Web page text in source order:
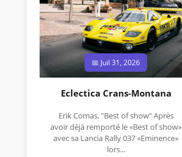
📅 Juil 31, 2026
Eclectica Crans-Montana
Erik Comas, "Best of show" Après
avoir déjà remporté le «Best of show»
avec sa Lancia Rally 037 «Eminence»
lors...